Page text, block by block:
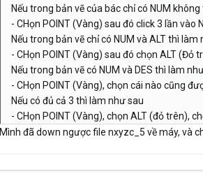
Nếu trong bản vẽ của bác chỉ có NUM
- CHọn POINT (Vàng) sau đó click 3 lần vào
Nếu trong bản vẽ chỉ có NUM và ALT thì làm
- CHọn POINT (Vàng) sau đó chọn ALT (Đỏ
Nếu trong bản vẽ có NUM và DES thì làm
- CHọn POINT (Vàng), chọn cái nào cũng
Nếu có đủ cả 3 thì làm như sau
- CHọn POINT (Vàng), chọn ALT (đỏ trên),
Mình đã down ngược file nxyzc_5 về máy, và